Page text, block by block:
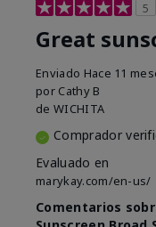
5
Great
Enviado Hace 11
por Cathy B
de WICHITA
Comprador
Evaluado en
marykay.com/en-us/
Comentarios